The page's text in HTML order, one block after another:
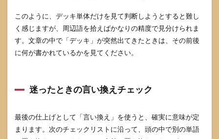
このように、デッキ単体だけを見て判断しようとすると難し
く感じますが、周辺語を拾えばかなりの精度で見分けられま
す。文章の中で「デッキ」が突然出てきたときは、その前後
に何が書かれているかを見てください。
迷ったときの言い換えチェック
最後の仕上げとして「言い換え」を使うと、確実に意味が定
まります。次のチェックリストに沿って、頭の中で別の単語